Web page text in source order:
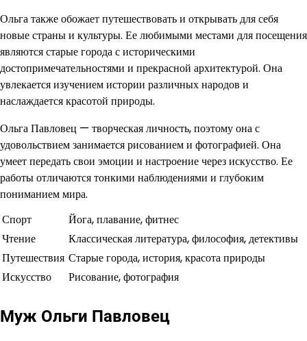
Ольга также обожает путешествовать и открывать для себя
новые страны и культуры. Ее любимыми местами для посещения
являются старые города с историческими
достопримечательностями и прекрасной архитектурой. Она
увлекается изучением истории различных народов и
наслаждается красотой природы.
Ольга Павловец — творческая личность, поэтому она с
удовольствием занимается рисованием и фотографией. Она
умеет передать свои эмоции и настроение через искусство. Ее
работы отличаются тонкими наблюдениями и глубоким
пониманием мира.
Спорт
Йога, плавание, фитнес
Чтение
Классическая литература, философия, детективы
Путешествия Старые города, история, красота природы
Искусство
Рисование, фотография
Муж Ольги Павловец